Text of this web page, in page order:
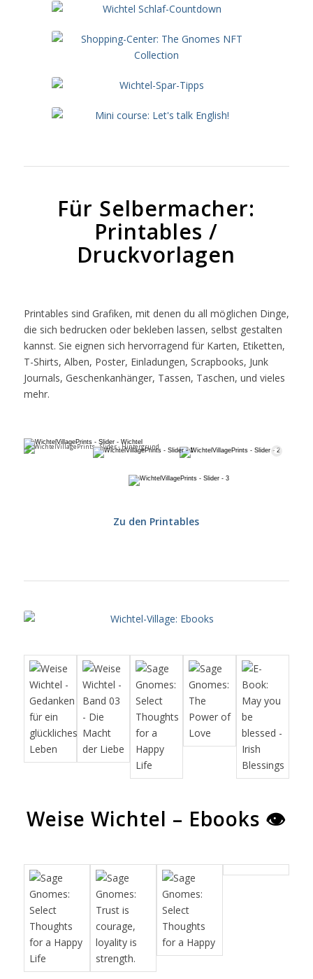
Für Selbermacher:
Printables /
Druckvorlagen
Printables sind Grafiken, mit denen du all möglichen Dinge,
die sich bedrucken oder bekleben lassen, selbst gestalten
kannst. Sie eignen sich hervorragend für Karten, Etiketten,
T-Shirts, Alben, Poster, Einladungen, Scrapbooks, Junk
Journals, Geschenkanhänger, Tassen, Taschen, und vieles
mehr.
Zu den Printables
Weise Wichtel – Ebooks 👁